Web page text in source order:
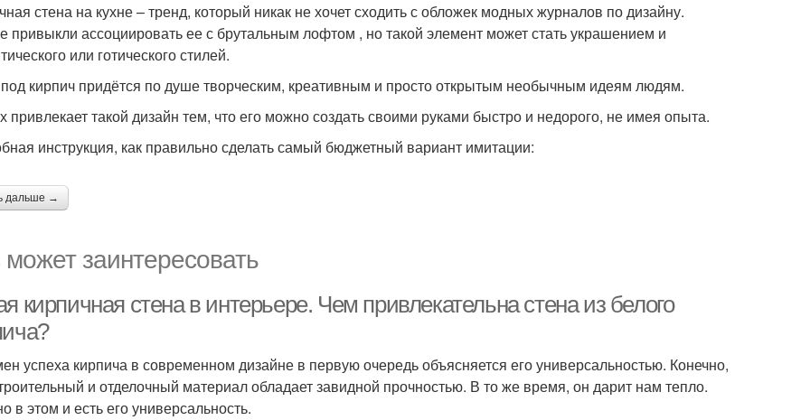
стена на кухне – тренд, который никак не хочет сходить с обложек модных журналов по дизайну.
привыкли ассоциировать ее с брутальным лофтом , но такой элемент может стать украшением и
или готического стилей.
кирпич придётся по душе творческим, креативным и просто открытым необычным идеям людям.
привлекает такой дизайн тем, что его можно создать своими руками быстро и недорого, не имея опыта.
инструкция, как правильно сделать самый бюджетный вариант имитации:
дальше →
заинтересовать
кирпичная стена в интерьере. Чем привлекательна стена из белого
успеха кирпича в современном дизайне в первую очередь объясняется его универсальностью. Конечно,
и отделочный материал обладает завидной прочностью. В то же время, он дарит нам тепло.
в этом и есть его универсальность.